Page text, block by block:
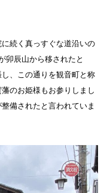
続く真っすぐな道沿いの
卯辰山から移されたと
、この通りを観音町と称
のお姫様もお参りしまし
備されたと言われていま